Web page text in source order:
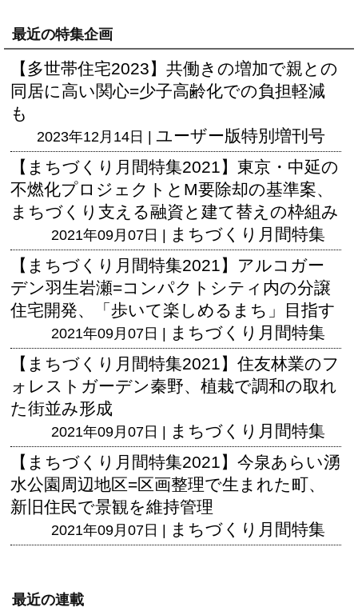
最近の特集企画
【多世帯住宅2023】共働きの増加で親との
同居に高い関心=少子高齢化での負担軽減
も
2023年12月14日 | ユーザー版特別増刊号
【まちづくり月間特集2021】東京・中延の
不燃化プロジェクトとM要除却の基準案、
まちづくり支える融資と建て替えの枠組み
2021年09月07日 | まちづくり月間特集
【まちづくり月間特集2021】アルコガー
デン羽生岩瀬=コンパクトシティ内の分譲
住宅開発、「歩いて楽しめるまち」目指す
2021年09月07日 | まちづくり月間特集
【まちづくり月間特集2021】住友林業のフ
ォレストガーデン秦野、植栽で調和の取れ
た街並み形成
2021年09月07日 | まちづくり月間特集
【まちづくり月間特集2021】今泉あらい湧
水公園周辺地区=区画整理で生まれた町、
新旧住民で景観を維持管理
2021年09月07日 | まちづくり月間特集
最近の連載